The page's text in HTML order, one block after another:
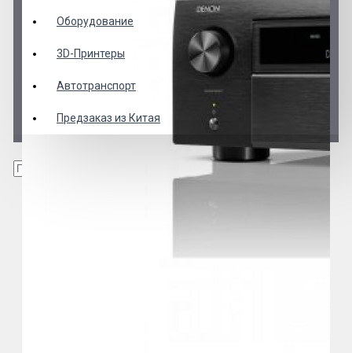
Оборудование
3D-Принтеры
Автотранспорт
Предзаказ из Китая